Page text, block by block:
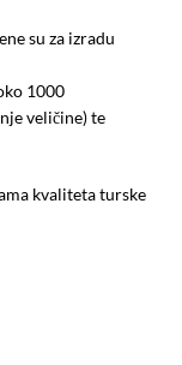
su za izradu
1000
veličine) te
kvaliteta turske